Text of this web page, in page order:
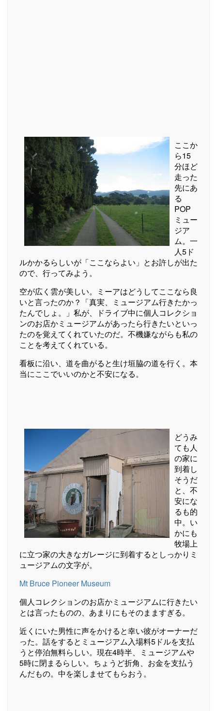
ここか
ら15
分ほど
走った
先にあ
る
POP
ミュー
ジア
ム。一
人5ド
ルかかるらしいが「ここならよい」とお許しが出た
ので、行ってみよう。
空が広く雲が美しい。ミーアはどうしてここなら良
いと言ったのか？「真実、ミュージアム行きたかっ
たんでしょ。」私が、ドライブ中に個人コレクショ
ンのお店かミュージアムがあったら行きたいといっ
たのを覚えてくれていたのだ。不機嫌ながらも私の
ことを考えてくれている。
看板に沿い、道を曲がると生け垣脇の道を行く。本
当にここでいいのかと不安になる。
どうみ
ても人
の家に
到着し
そうだ
と、不
安にな
るも的
中。い
かにも
牧場上
に立つ家の大きなガレージに到着するとしっかりミ
ュージアムの文字が。
Mt Bruce Pioneer Museum
個人コレクションのお店かミュージアムに行きたい
とは言ったものの、あまりにもそのまますぎる。
近くにいた男性に声をかけると幸い彼がオーナーだ
った。話をするとミュージアム入場料5ドルを支払
うと停泊無料らしい。現在4時半、ミュージアムや
5時に閉まるらしい。ちょうど折角、お金を支払う
んだもの。中を楽しませてもらおう。